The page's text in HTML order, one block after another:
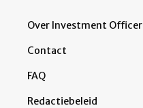
Over Investment Officer
Contact
FAQ
Redactiebeleid